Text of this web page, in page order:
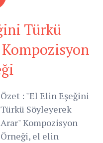
Türkü
Özet : "El Elin Eşeğini
Türkü Söyleyerek
Arar" Kompozisyon
Örneği, el elin